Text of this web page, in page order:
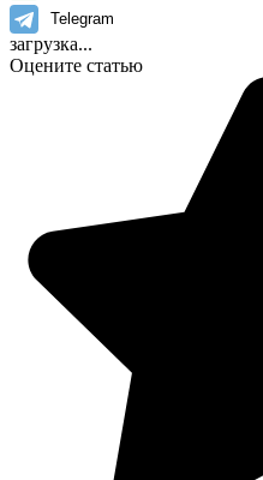
Telegram
загрузка...
Оцените статью